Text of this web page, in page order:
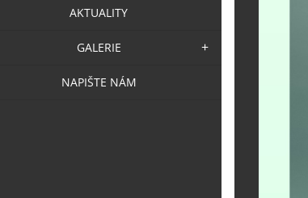
AKTUALITY
GALERIE
NAPIŠTE NÁM